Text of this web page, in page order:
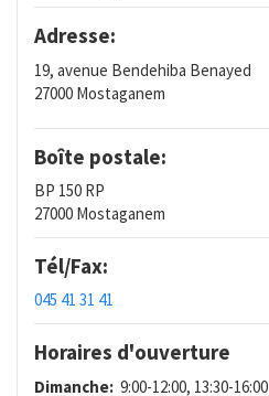
Adresse:
19, avenue Bendehiba Benayed
27000 Mostaganem
Boîte postale:
BP 150 RP
27000 Mostaganem
Tél/Fax:
045 41 31 41
Horaires d'ouverture
Dimanche: 9:00-12:00, 13:30-16:00